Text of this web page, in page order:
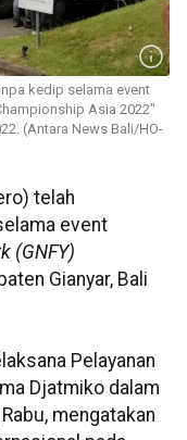
kedip selama event
Asia 2022"
(Antara News Bali/HO-
telah
event
(GNFY)
Gianyar, Bali
Pelayanan
Djatmiko dalam
mengatakan